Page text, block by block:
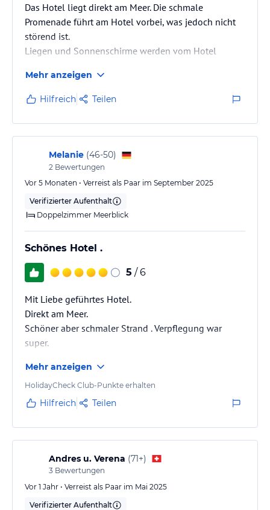
Das Hotel liegt direkt am Meer. Die schmale
Promenade führt am Hotel vorbei, was jedoch nicht
störend ist.
Liegen und Sonnenschirme werden vom Hotel
Mehr anzeigen
Hilfreich Teilen
Melanie (46-50)
2 Bewertungen
Vor 5 Monaten • Verreist als Paar im September 2025
Verifizierter Aufenthalt
Doppelzimmer Meerblick
Schönes Hotel .
5 / 6
Mit Liebe geführtes Hotel.
Direkt am Meer.
Schöner aber schmaler Strand . Verpflegung war
super.
Ansonsten war alles klasse.
Mehr anzeigen
HolidayCheck Club-Punkte erhalten
Hilfreich Teilen
Andres u. Verena (71+)
3 Bewertungen
Vor 1 Jahr • Verreist als Paar im Mai 2025
Verifizierter Aufenthalt